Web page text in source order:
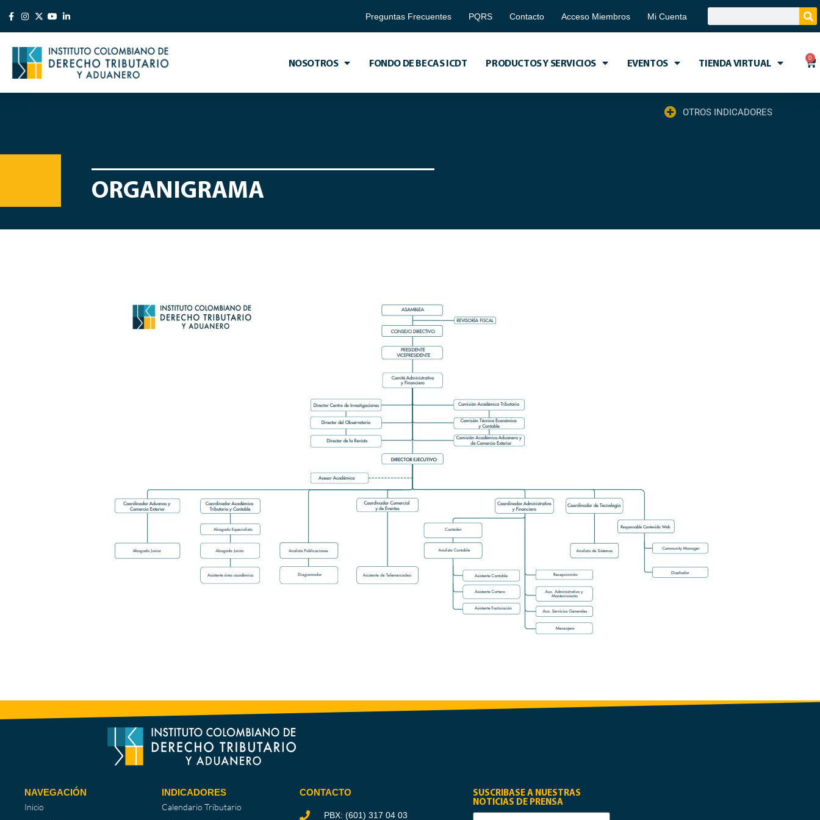
Preguntas Frecuentes PQRS Contacto Acceso Miembros Mi Cuenta
NOSOTROS FONDO DE BECAS ICDT PRODUCTOS Y SERVICIOS EVENTOS TIENDA VIRTUAL 0
OTROS INDICADORES
ORGANIGRAMA
NAVEGACIÓN
Inicio
INDICADORES
Calendario Tributario
CONTACTO
PBX: (601) 317 04 03
SUSCRIBASE A NUESTRAS
NOTICIAS DE PRENSA